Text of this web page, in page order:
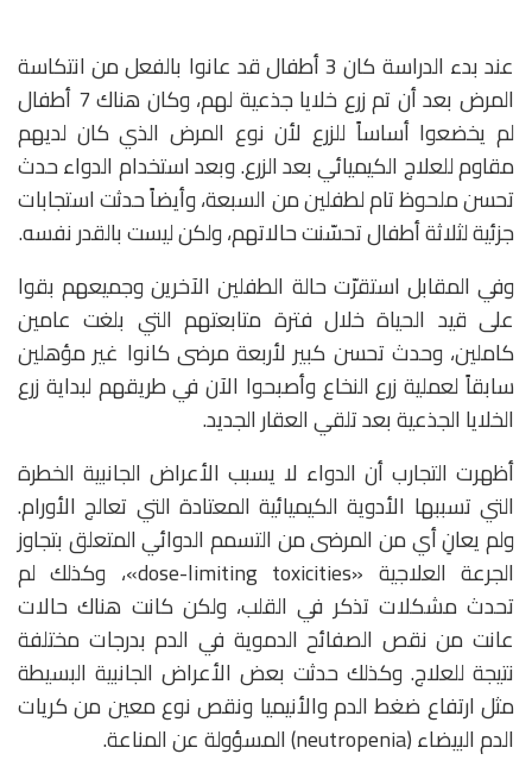
عند بدء الدراسة كان 3 أطفال قد عانوا بالفعل من انتكاسة
المرض بعد أن تم زرع خلايا جذعية لهم، وكان هناك 7 أطفال
لم يخضعوا أساساً للزرع لأن نوع المرض الذي كان لديهم
مقاوم للعلاج الكيميائي بعد الزرع. وبعد استخدام الدواء حدث
تحسن ملحوظ تام لطفلين من السبعة، وأيضاً حدثت استجابات
جزئية لثلاثة أطفال تحسّنت حالاتهم، ولكن ليست بالقدر نفسه.
وفي المقابل استقرّت حالة الطفلين الآخرين وجميعهم بقوا
على قيد الحياة خلال فترة متابعتهم التي بلغت عامين
كاملين، وحدث تحسن كبير لأربعة مرضى كانوا غير مؤهلين
سابقاً لعملية زرع النخاع وأصبحوا الآن في طريقهم لبداية زرع
الخلايا الجذعية بعد تلقي العقار الجديد.
أظهرت التجارب أن الدواء لا يسبب الأعراض الجانبية الخطرة
التي تسببها الأدوية الكيميائية المعتادة التي تعالج الأورام.
ولم يعانِ أي من المرضى من التسمم الدوائي المتعلق بتجاوز
الجرعة العلاجية «dose-limiting toxicities»، وكذلك لم
تحدث مشكلات تذكر في القلب، ولكن كانت هناك حالات
عانت من نقص الصفائح الدموية في الدم بدرجات مختلفة
نتيجة للعلاج. وكذلك حدثت بعض الأعراض الجانبية البسيطة
مثل ارتفاع ضغط الدم والأنيميا ونقص نوع معين من كريات
الدم البيضاء (neutropenia) المسؤولة عن المناعة.